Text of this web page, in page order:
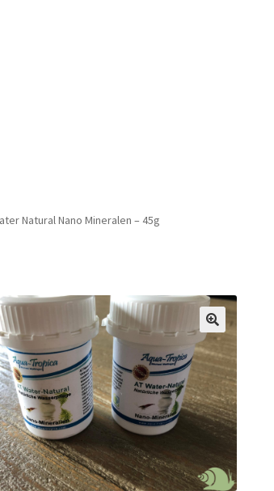
Natural Nano Mineralen – 45g